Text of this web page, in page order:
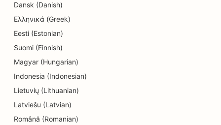
SEO ķīmiskajām tīrītavām
SEO elektronikas veikaliem
SEO inženiertehniskajiem uzņēmumiem
SEO endodontiem
SEO izklaidei un atpūtai
SEO izbēgšanas istabām
Dansk (Danish)
Ελληνικά (Greek)
Eesti (Estonian)
Suomi (Finnish)
Magyar (Hungarian)
Indonesia (Indonesian)
Lietuvių (Lithuanian)
Latviešu (Latvian)
Română (Romanian)